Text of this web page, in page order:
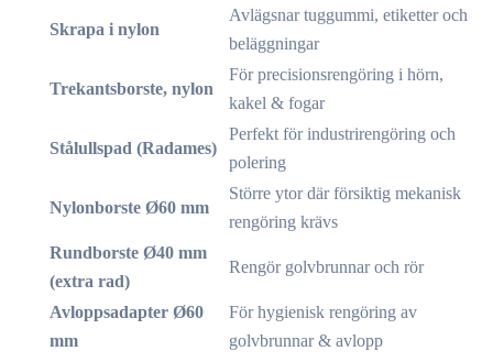
Skrapa i nylon
Avlägsnar tuggummi, etiketter och
beläggningar
Trekantsborste, nylon
För precisionsrengöring i hörn,
kakel & fogar
Stålullspad (Radames)
Perfekt för industrirengöring och
polering
Nylonborste Ø60 mm
Större ytor där försiktig mekanisk
rengöring krävs
Rundborste Ø40 mm
(extra rad)
Rengör golvbrunnar och rör
Avloppsadapter Ø60
mm
För hygienisk rengöring av
golvbrunnar & avlopp